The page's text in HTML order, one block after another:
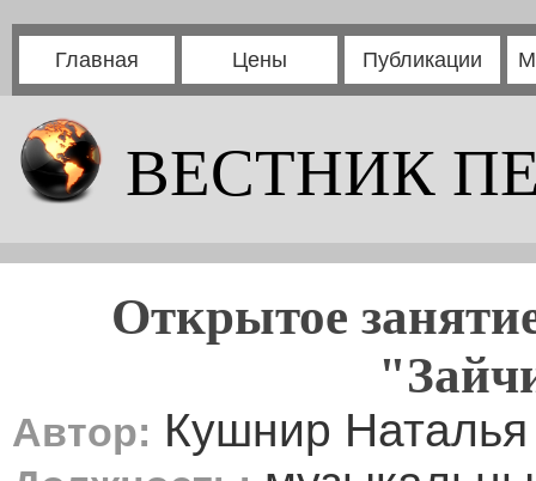
Главная Цены Публикации
ВЕСТНИК
Открытое
Автор: Кушнир